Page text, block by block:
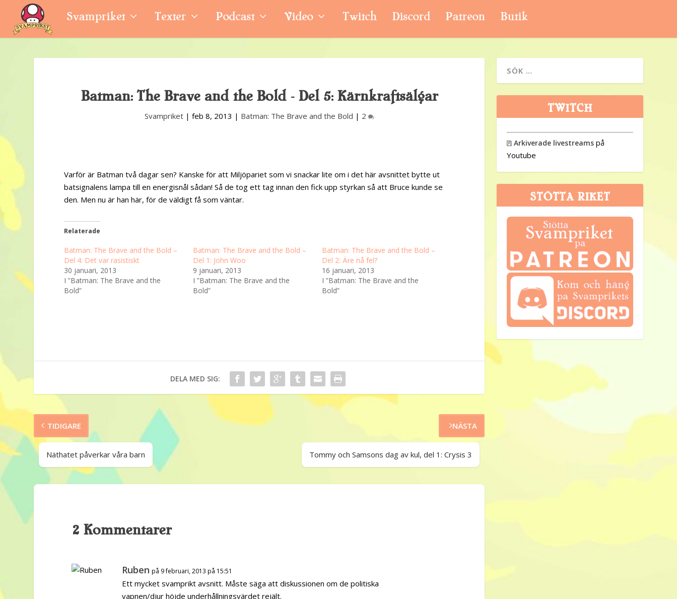
Svampriket Texter Podcast Video Twitch Discord Patreon Butik
Batman: The Brave and the Bold – Del 5: Kärnkraftsälgar
Svampriket| feb 8, 2013 | Batman: The Brave and the Bold | 2
Varför är Batman två dagar sen? Kanske för att Miljöpariet som vi snackar lite om i det här avsnittet bytte ut
batsignalens lampa till en energisnål sådan! Så de tog ett tag innan den fick upp styrkan så att Bruce kunde se
den. Men nu är han här, för de väldigt få som väntar.
Relaterade
Batman: The Brave and the Bold –
Del 4: Det var rasistiskt
30 januari, 2013
I ”Batman: The Brave and the
Bold”
Batman: The Brave and the Bold –
Del 1: John Woo
9 januari, 2013
I ”Batman: The Brave and the
Bold”
Batman: The Brave and the Bold –
Del 2: Äre nå fel?
16 januari, 2013
I ”Batman: The Brave and the
Bold”
DELA MED SIG:
TIDIGARE
Näthatet påverkar våra barn
NÄSTA
Tommy och Samsons dag av kul, del 1: Crysis 3
2 Kommentarer
Ruben på 9 februari, 2013 på 15:51
Ett mycket svamprikt avsnitt. Måste säga att diskussionen om de politiska
vapnen/djur höjde underhållningsvärdet rejält.
TWITCH
 Arkiverade livestreams på
Youtube
STÖTTA RIKET